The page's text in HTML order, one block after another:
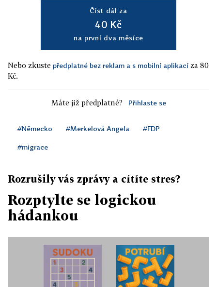
Číst dál za
40 Kč
na první dva měsíce
Nebo zkuste předplatné bez reklam a s mobilní aplikací za 80
Kč.
Máte již předplatné? Přihlaste se
#Německo #Merkelová Angela #FDP
#migrace
Rozrušily vás zprávy a cítíte stres?
Rozptylte se logickou
hádankou